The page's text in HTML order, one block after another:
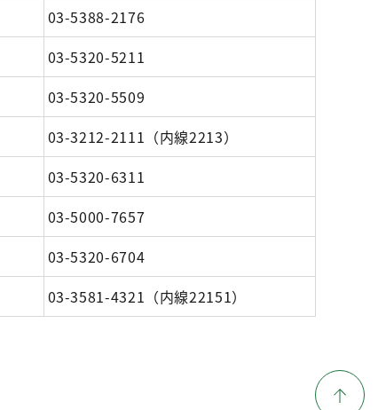
03-5388-2176
03-5320-5211
03-5320-5509
03-3212-2111（内線2213）
03-5320-6311
03-5000-7657
03-5320-6704
03-3581-4321（内線22151）